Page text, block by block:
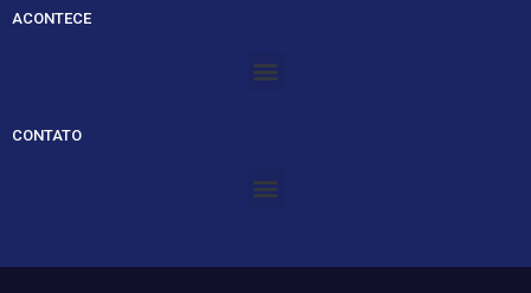
ACONTECE
Menu
CONTATO
Menu